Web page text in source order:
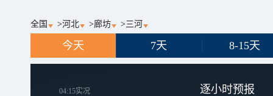
全国 >河北 >廊坊 >三河
今天 7天 8-15天
04:15实况 逐小时预报